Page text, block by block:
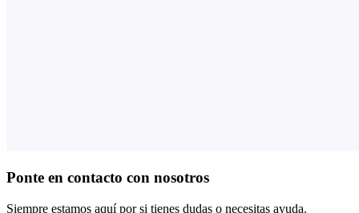
Ponte en contacto con nosotros
Siempre estamos aquí por si tienes dudas o necesitas ayuda.